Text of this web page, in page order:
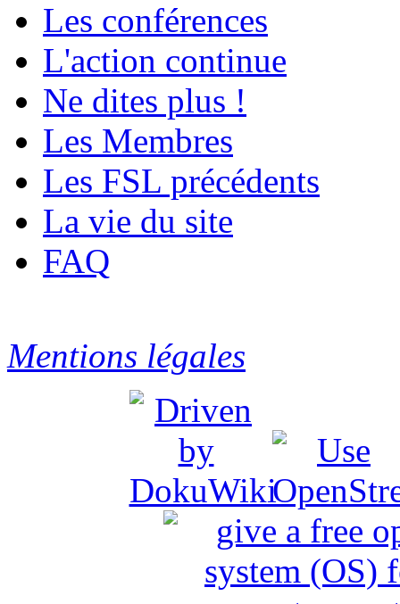
Les conférences
L'action continue
Ne dites plus !
Les Membres
Les FSL précédents
La vie du site
FAQ
Mentions légales